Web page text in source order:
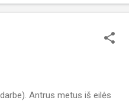
Antrus metus iš eilės